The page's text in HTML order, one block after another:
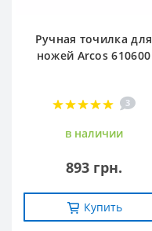
Ручная точилка для
ножей Arcos 610600
3
в наличии
893 грн.
Купить